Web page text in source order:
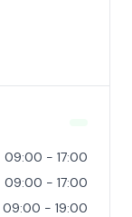
09:00 - 17:00
09:00 - 17:00
09:00 - 19:00